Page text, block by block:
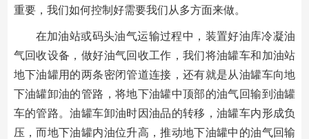
重要，我们如何控制好需要我们从多方面来做。
在加油站或码头油气运输过程中，装置好油库冷凝油
气回收设备，做好油气回收工作，我们将油罐车和加油站
地下油罐用的两条密闭管道连接，还有就是从油罐车向地
下油罐卸油的管路，将地下油罐中顶部的油气回输到油罐
车的管路。油罐车卸油时因油品的转移，油罐车内形成负
压，而地下油罐内油位升高，推动地下油罐中的油气回输